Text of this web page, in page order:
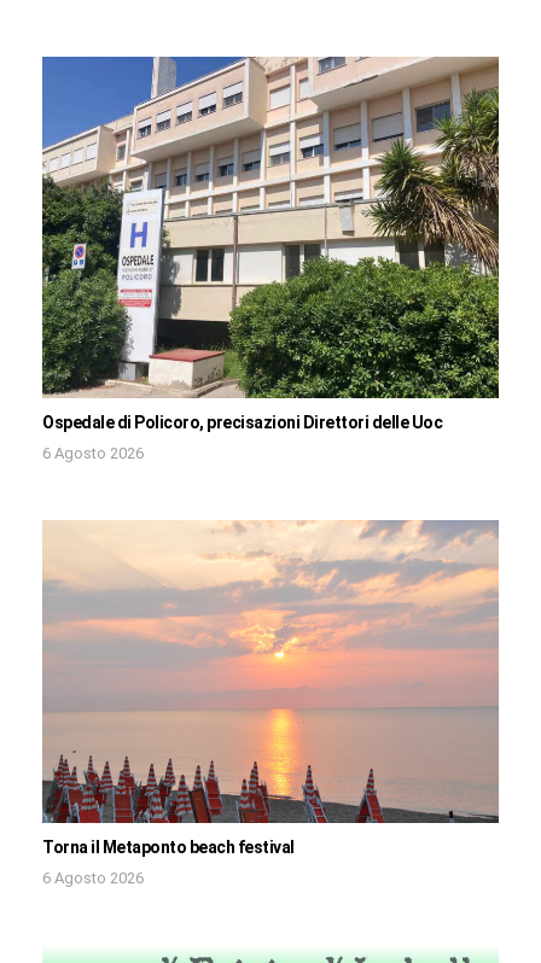
Ospedale di Policoro, precisazioni Direttori delle Uoc
6 Agosto 2026
Torna il Metaponto beach festival
6 Agosto 2026